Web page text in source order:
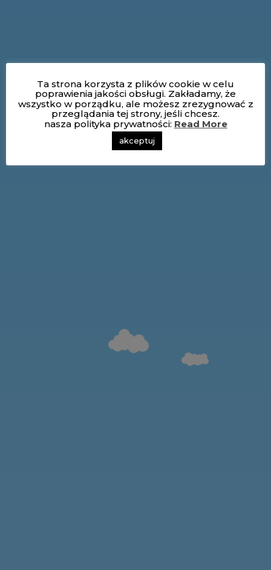
Ta strona korzysta z plików cookie w celu
poprawienia jakości obsługi. Zakładamy, że
wszystko w porządku, ale możesz zrezygnować z
przeglądania tej strony, jeśli chcesz.
nasza polityka prywatności: Read More
akceptuj